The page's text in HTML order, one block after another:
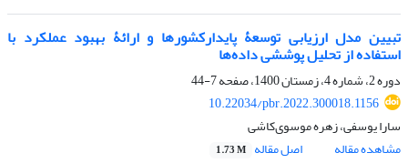
تبیین مدل ارزیابی توسعۀ پایدارکشورها و ارائۀ بهبود عملکرد با
استفاده از تحلیل پوششی داده‌ها
دوره 2، شماره 4، زمستان 1400، صفحه
7-44
10.22034/pbr.2022.300018.1156
سارا یوسفی، زهره موسوی‌کاشی
مشاهده مقاله
اصل مقاله 1.73 M